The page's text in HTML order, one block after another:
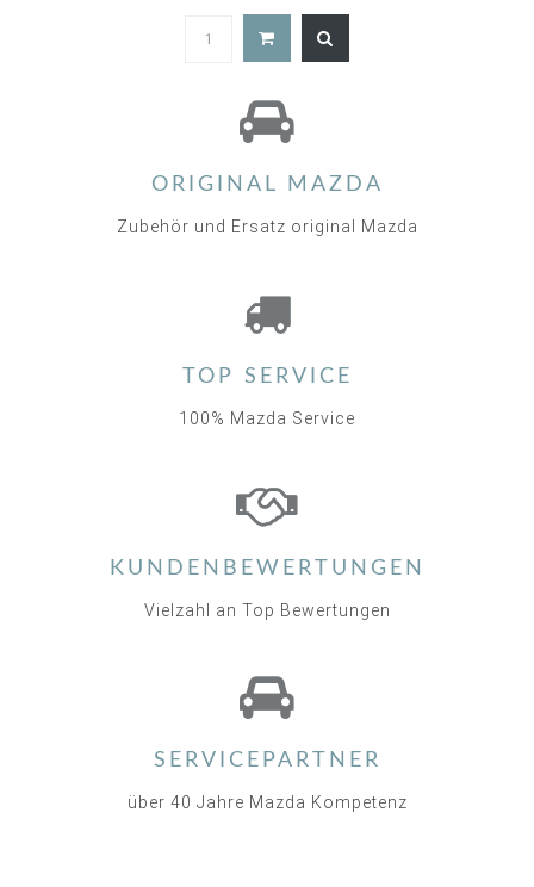
ORIGINAL MAZDA
Zubehör und Ersatz original Mazda
TOP SERVICE
100% Mazda Service
KUNDENBEWERTUNGEN
Vielzahl an Top Bewertungen
SERVICEPARTNER
über 40 Jahre Mazda Kompetenz